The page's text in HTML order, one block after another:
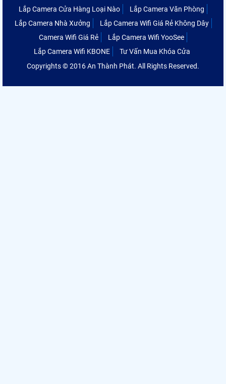
Lắp Camera Cửa Hàng Loại Nào
Lắp Camera Văn Phòng
Lắp Camera Nhà Xưởng
Lắp Camera Wifi Giá Rẻ Không Dây
Camera Wifi Giá Rẻ
Lắp Camera Wifi YooSee
Lắp Camera Wifi KBONE
Tư Vấn Mua Khóa Cửa
Copyrights © 2016 An Thành Phát. All Rights Reserved.